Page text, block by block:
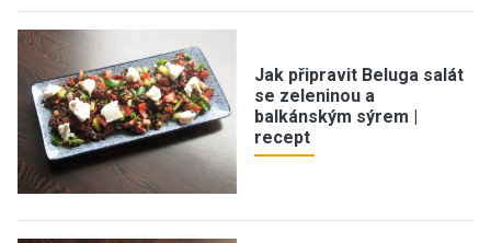
Jak připravit Beluga salát
se zeleninou a
balkánským sýrem |
recept